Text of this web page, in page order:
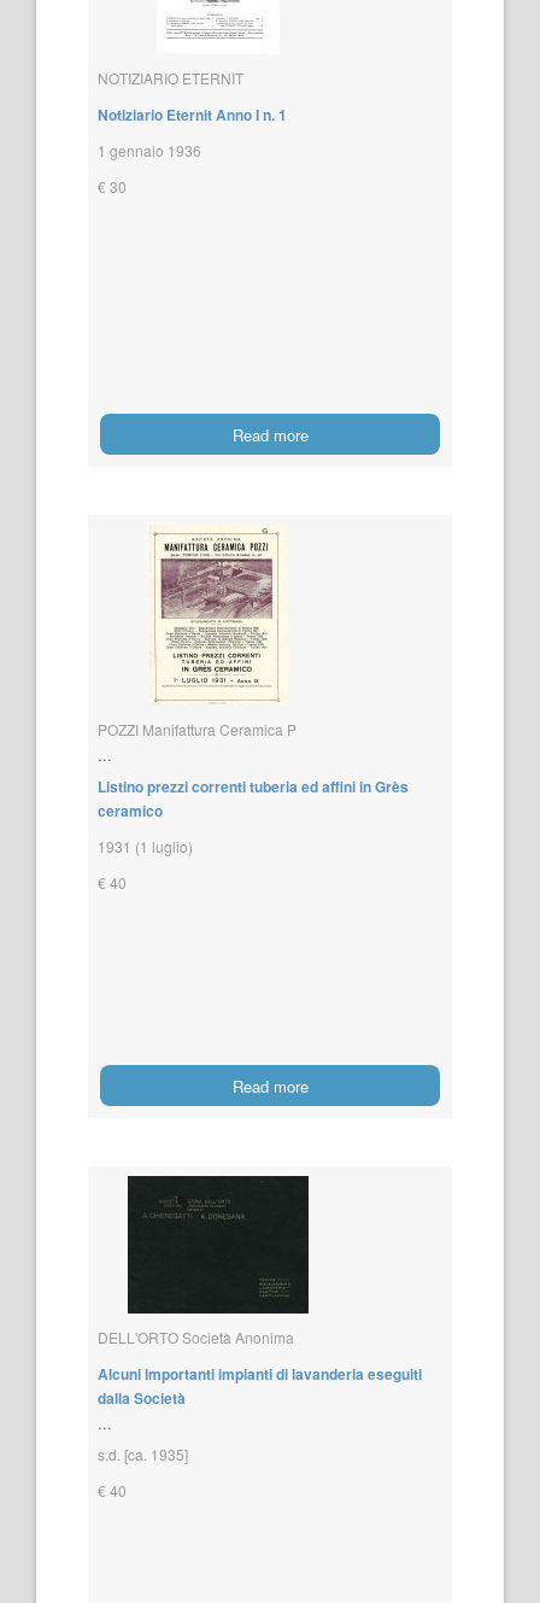
NOTIZIARIO ETERNIT
Notiziario Eternit Anno I n. 1
1 gennaio 1936
€ 30
Read more
POZZI Manifattura Ceramica P
...
Listino prezzi correnti tuberia ed affini in Grès
ceramico
1931 (1 luglio)
€ 40
Read more
DELL'ORTO Società Anonima
Alcuni importanti impianti di lavanderia eseguiti
dalla Società
...
s.d. [ca. 1935]
€ 40